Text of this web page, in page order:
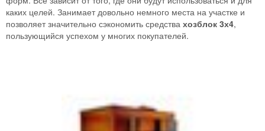
каких целей. Занимает довольно немного места на участке и
позволяет значительно сэкономить средства хозблок 3х4,
пользующийся успехом у многих покупателей.